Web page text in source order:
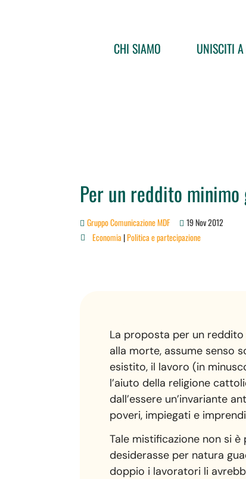
CHI SIAMO UNISCITI
Per un reddito
Gruppo Comunicazione MDF 19 Nov 2012
 Economia|Politica e partecipazione
La proposta per un
alla morte, assume senso
esistito, il lavoro (in
l’aiuto della religione
dall’essere un’invariante
poveri, impiegati e
Tale mistificazione non si
desiderasse per natura
doppio i lavoratori li